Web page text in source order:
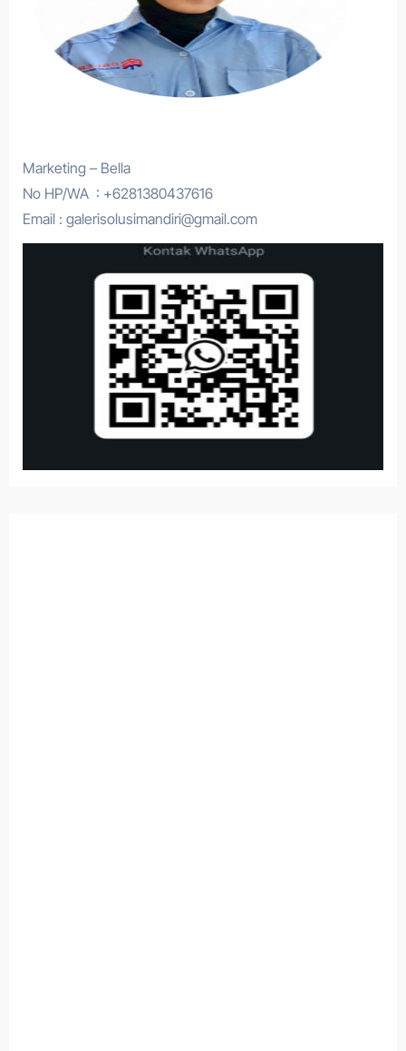
Marketing – Bella
No HP/WA : +6281380437616
Email : galerisolusimandiri@gmail.com